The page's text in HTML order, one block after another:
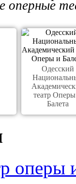
оперные
Одесский
театр
Балета
оперы